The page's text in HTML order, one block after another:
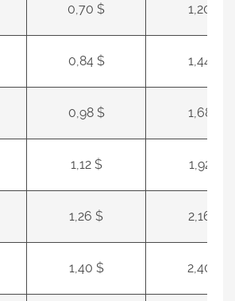
0,70 $ 1,20 $
0,84 $ 1,44 $
0,98 $ 1,68 $
1,12 $ 1,92 $
1,26 $ 2,16 $
1,40 $ 2,40 $